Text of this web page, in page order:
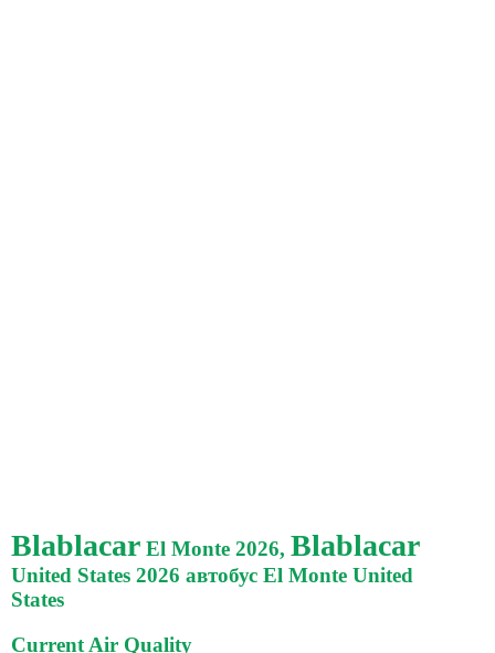
Blablacar El Monte 2026, Blablacar
United States 2026 автобус El Monte United
States
Current Air Quality